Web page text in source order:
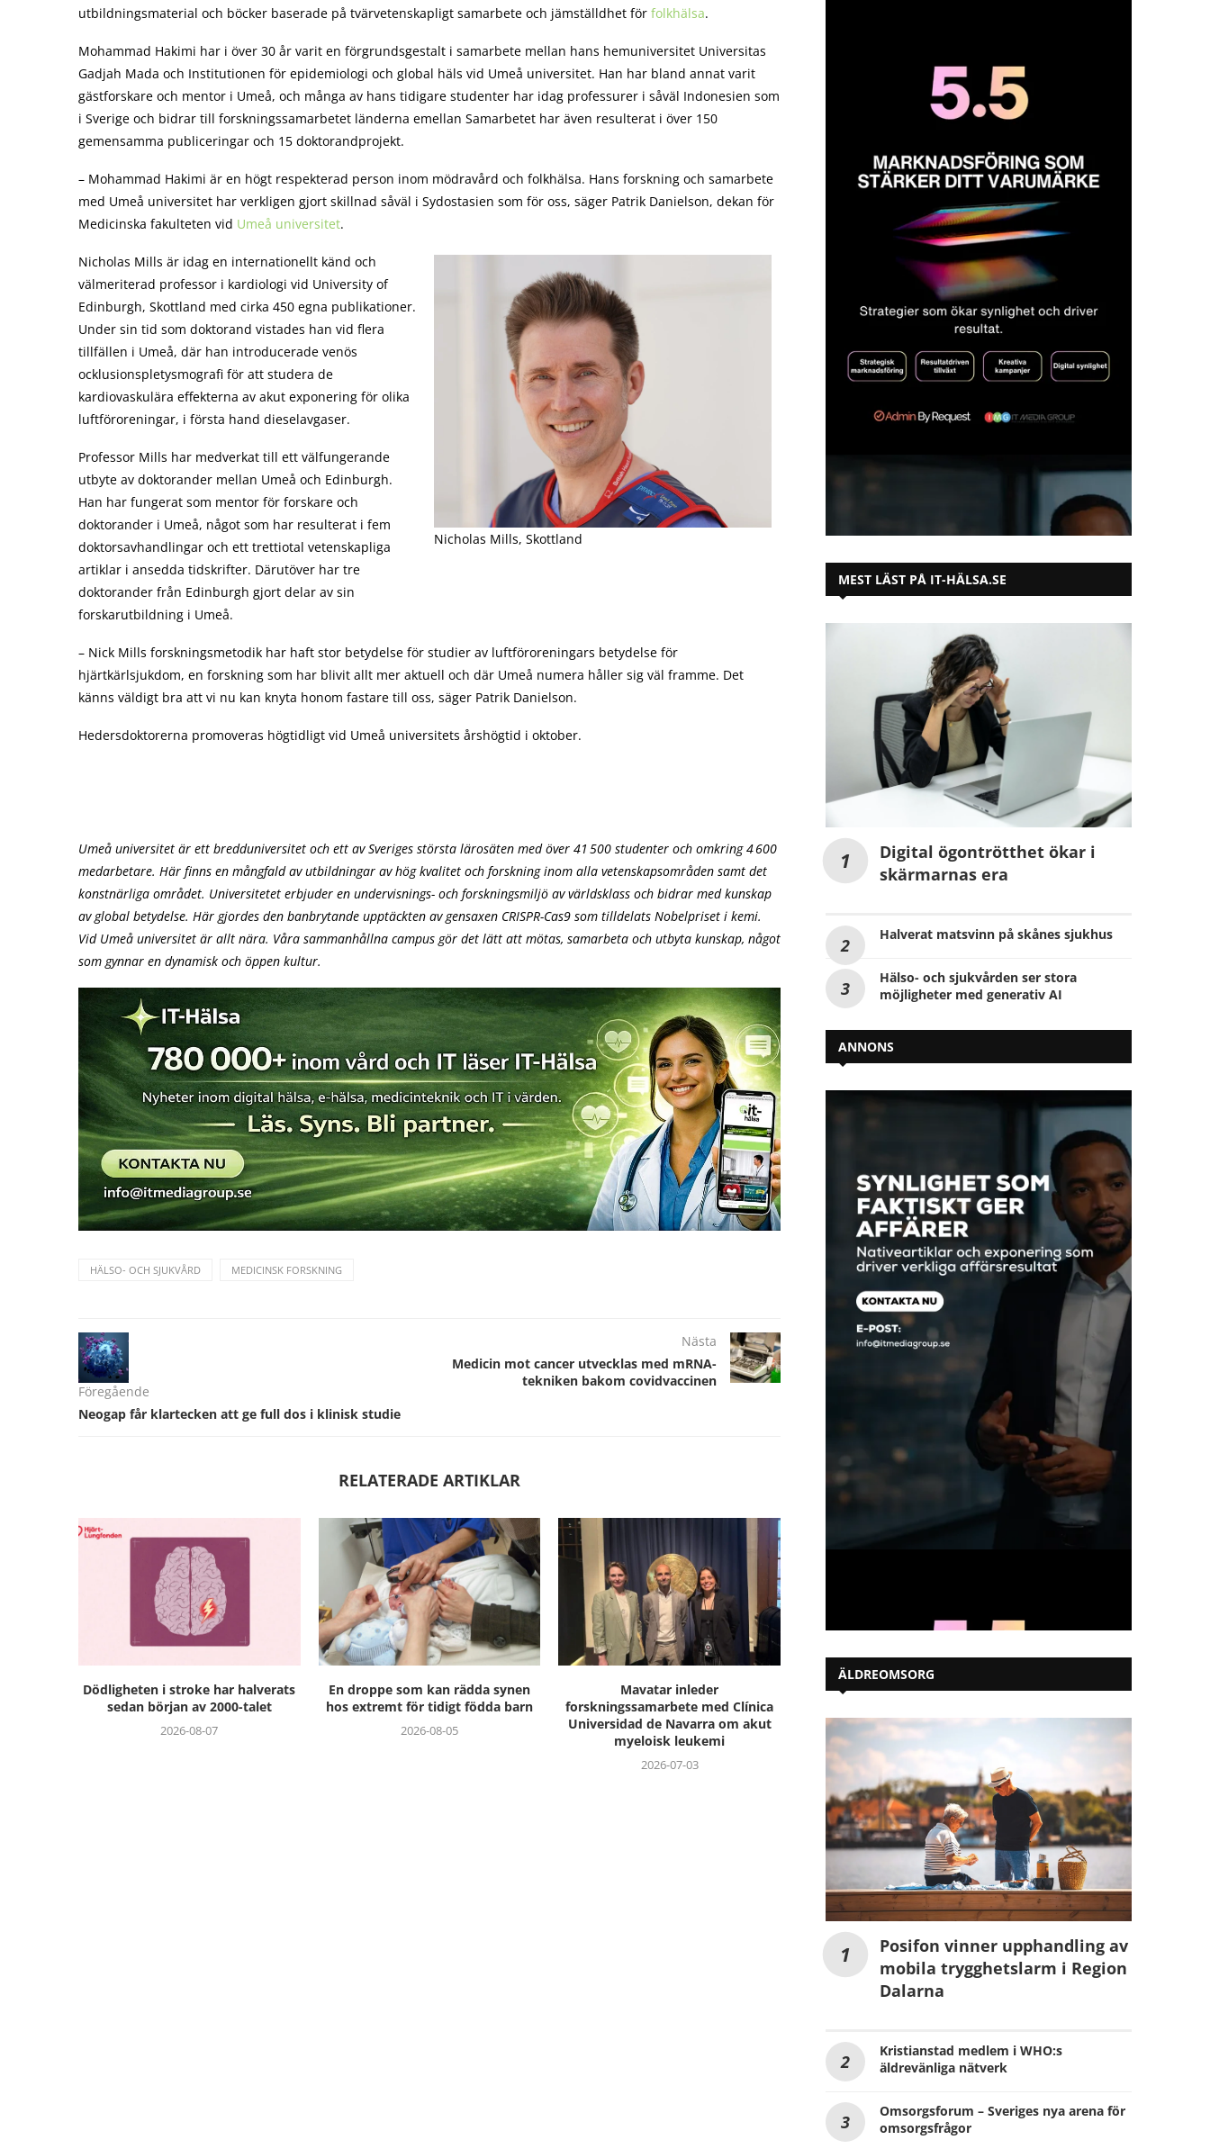
utbildningsmaterial och böcker baserade på tvärvetenskapligt samarbete och jämställdhet för folkhälsa.
Mohammad Hakimi har i över 30 år varit en förgrundsgestalt i samarbete mellan hans hemuniversitet Universitas
Gadjah Mada och Institutionen för epidemiologi och global häls vid Umeå universitet. Han har bland annat varit
gästforskare och mentor i Umeå, och många av hans tidigare studenter har idag professurer i såväl Indonesien som
i Sverige och bidrar till forskningssamarbetet länderna emellan Samarbetet har även resulterat i över 150
gemensamma publiceringar och 15 doktorandprojekt.
– Mohammad Hakimi är en högt respekterad person inom mödravård och folkhälsa. Hans forskning och samarbete
med Umeå universitet har verkligen gjort skillnad såväl i Sydostasien som för oss, säger Patrik Danielson, dekan för
Medicinska fakulteten vid Umeå universitet.
Nicholas Mills, Skottland
Nicholas Mills är idag en internationellt känd och
välmeriterad professor i kardiologi vid University of
Edinburgh, Skottland med cirka 450 egna publikationer.
Under sin tid som doktorand vistades han vid flera
tillfällen i Umeå, där han introducerade venös
ocklusionspletysmografi för att studera de
kardiovaskulära effekterna av akut exponering för olika
luftföroreningar, i första hand dieselavgaser.
Professor Mills har medverkat till ett välfungerande
utbyte av doktorander mellan Umeå och Edinburgh.
Han har fungerat som mentor för forskare och
doktorander i Umeå, något som har resulterat i fem
doktorsavhandlingar och ett trettiotal vetenskapliga
artiklar i ansedda tidskrifter. Därutöver har tre
doktorander från Edinburgh gjort delar av sin
forskarutbildning i Umeå.
– Nick Mills forskningsmetodik har haft stor betydelse för studier av luftföroreningars betydelse för
hjärtkärlsjukdom, en forskning som har blivit allt mer aktuell och där Umeå numera håller sig väl framme. Det
känns väldigt bra att vi nu kan knyta honom fastare till oss, säger Patrik Danielson.
Hedersdoktorerna promoveras högtidligt vid Umeå universitets årshögtid i oktober.
Umeå universitet är ett bredduniversitet och ett av Sveriges största lärosäten med över 41 500 studenter och omkring 4 600
medarbetare. Här finns en mångfald av utbildningar av hög kvalitet och forskning inom alla vetenskapsområden samt det
konstnärliga området. Universitetet erbjuder en undervisnings- och forskningsmiljö av världsklass och bidrar med kunskap
av global betydelse. Här gjordes den banbrytande upptäckten av gensaxen CRISPR-Cas9 som tilldelats Nobelpriset i kemi.
Vid Umeå universitet är allt nära. Våra sammanhållna campus gör det lätt att mötas, samarbeta och utbyta kunskap, något
som gynnar en dynamisk och öppen kultur.
HÄLSO- OCH SJUKVÅRD MEDICINSK FORSKNING
Föregående
Neogap får klartecken att ge full dos i klinisk studie
Nästa
Medicin mot cancer utvecklas med mRNA-
tekniken bakom covidvaccinen
RELATERADE ARTIKLAR
Dödligheten i stroke har halverats
sedan början av 2000-talet
2026-08-07
En droppe som kan rädda synen
hos extremt för tidigt födda barn
2026-08-05
Mavatar inleder
forskningssamarbete med Clínica
Universidad de Navarra om akut
myeloisk leukemi
2026-07-03
MEST LÄST PÅ IT-HÄLSA.SE
Digital ögontrötthet ökar i
skärmarnas era
Halverat matsvinn på skånes sjukhus
Hälso- och sjukvården ser stora
möjligheter med generativ AI
ANNONS
ÄLDREOMSORG
Posifon vinner upphandling av
mobila trygghetslarm i Region
Dalarna
Kristianstad medlem i WHO:s
äldrevänliga nätverk
Omsorgsforum – Sveriges nya arena för
omsorgsfrågor